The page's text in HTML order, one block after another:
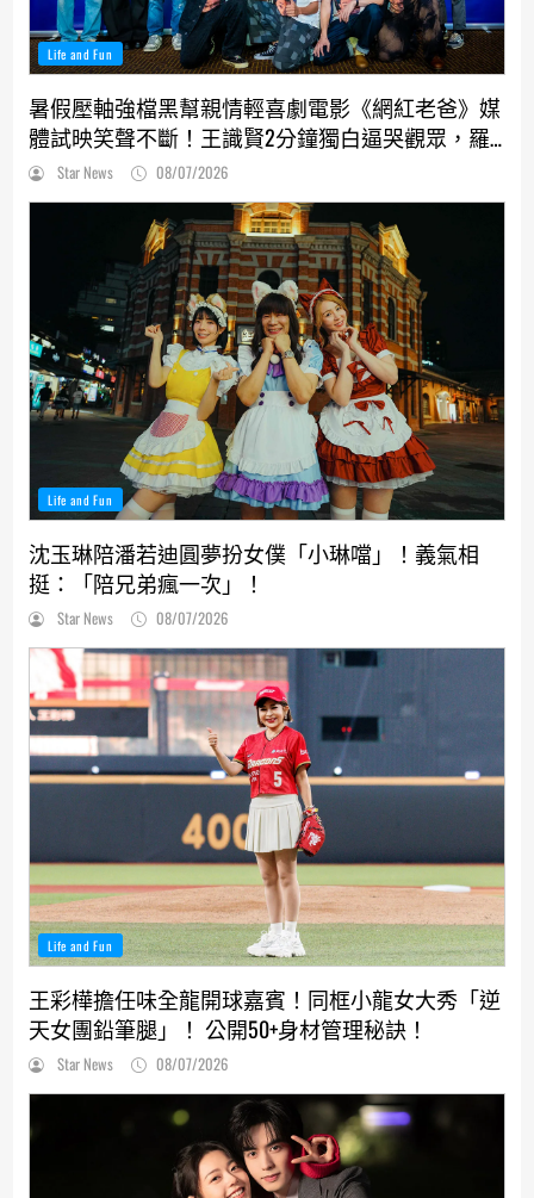
Life and Fun
暑假壓軸強檔黑幫親情輕喜劇電影《網紅老爸》媒
體試映笑聲不斷！王識賢2分鐘獨白逼哭觀眾，羅
志祥、張懷秋受封搞笑MVP
Star News 08/07/2026
Life and Fun
沈玉琳陪潘若迪圓夢扮女僕「小琳噹」！義氣相
挺：「陪兄弟瘋一次」！
Star News 08/07/2026
Life and Fun
王彩樺擔任味全龍開球嘉賓！同框小龍女大秀「逆
天女團鉛筆腿」！ 公開50+身材管理秘訣！
Star News 08/07/2026